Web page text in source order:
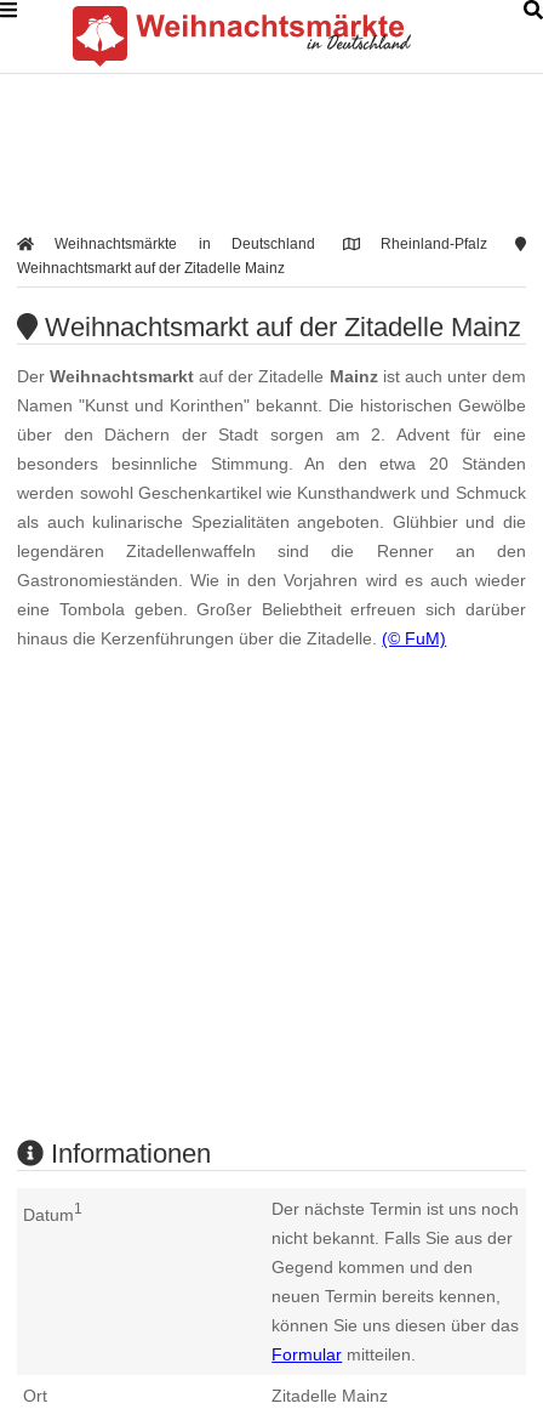
Weihnachtsmärkte in Deutschland
Rheinland-Pfalz
Weihnachtsmarkt auf der Zitadelle Mainz
Weihnachtsmarkt auf der Zitadelle Mainz
DerWeihnachtsmarkt auf der Zitadelle Mainzist auch unter dem
Namen "Kunst und Korinthen" bekannt. Die historischen Gewölbe
über den Dächern der Stadt sorgen am 2. Advent für eine
besonders besinnliche Stimmung. An den etwa 20 Ständen
werden sowohl Geschenkartikel wie Kunsthandwerk und Schmuck
als auch kulinarische Spezialitäten angeboten. Glühbier und die
legendären Zitadellenwaffeln sind die Renner an den
Gastronomieständen. Wie in den Vorjahren wird es auch wieder
eine Tombola geben. Großer Beliebtheit erfreuen sich darüber
hinaus die Kerzenführungen über die Zitadelle.(© FuM)
Informationen
Datum1
Der nächste Termin ist uns noch
nicht bekannt. Falls Sie aus der
Gegend kommen und den
neuen Termin bereits kennen,
können Sie uns diesen über das
Formular mitteilen.
Ort
Zitadelle Mainz